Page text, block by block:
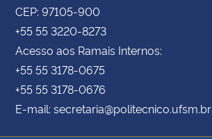
CEP: 97105-900
+55 55 3220-8273
Acesso aos Ramais Internos:
+55 55 3178-0675
+55 55 3178-0676
E-mail: secretaria@politecnico.ufsm.br